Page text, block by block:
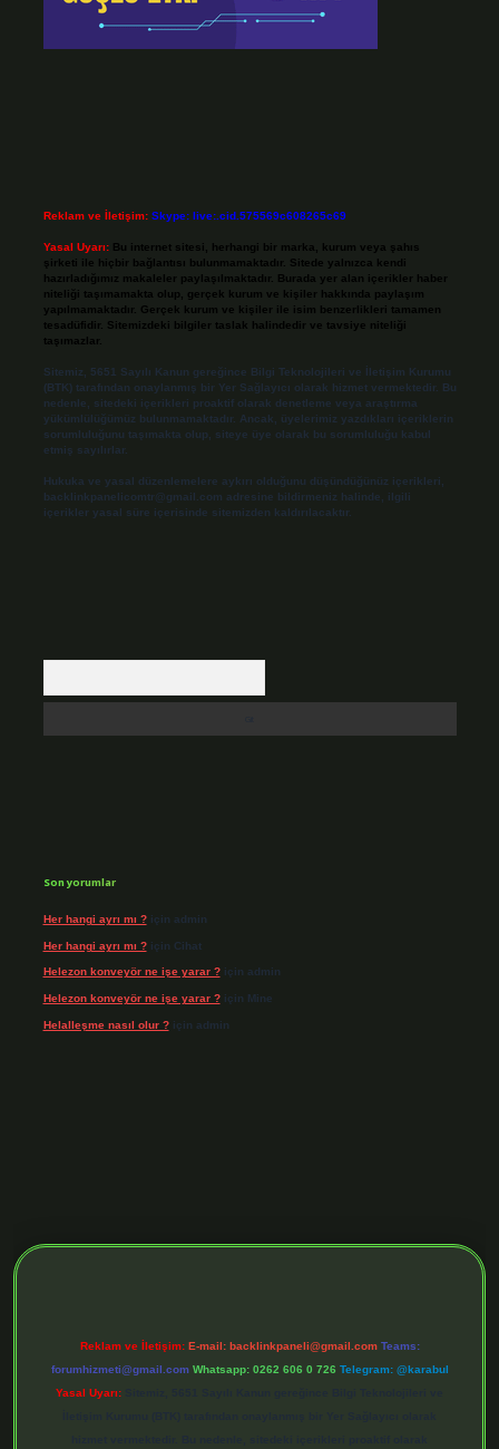
Reklam ve İletişim: Skype: live:.cid.575569c608265c69
Yasal Uyarı: Bu internet sitesi, herhangi bir marka, kurum veya şahıs
şirketi ile hiçbir bağlantısı bulunmamaktadır. Sitede yalnızca kendi
hazırladığımız makaleler paylaşılmaktadır. Burada yer alan içerikler haber
niteliği taşımamakta olup, gerçek kurum ve kişiler hakkında paylaşım
yapılmamaktadır. Gerçek kurum ve kişiler ile isim benzerlikleri tamamen
tesadüfidir. Sitemizdeki bilgiler taslak halindedir ve tavsiye niteliği
taşımazlar.
Sitemiz, 5651 Sayılı Kanun gereğince Bilgi Teknolojileri ve İletişim Kurumu
(BTK) tarafından onaylanmış bir Yer Sağlayıcı olarak hizmet vermektedir. Bu
nedenle, sitedeki içerikleri proaktif olarak denetleme veya araştırma
yükümlülüğümüz bulunmamaktadır. Ancak, üyelerimiz yazdıkları içeriklerin
sorumluluğunu taşımakta olup, siteye üye olarak bu sorumluluğu kabul
etmiş sayılırlar.
Hukuka ve yasal düzenlemelere aykırı olduğunu düşündüğünüz içerikleri,
backlinkpanelicomtr@gmail.com adresine bildirmeniz halinde, ilgili
içerikler yasal süre içerisinde sitemizden kaldırılacaktır.
Son yorumlar
Her hangi ayrı mı ?için admin
Her hangi ayrı mı ?için Cihat
Helezon konveyör ne işe yarar ?için admin
Helezon konveyör ne işe yarar ?için Mine
Helalleşme nasıl olur ?için admin
Reklam ve İletişim: E-mail: backlinkpaneli@gmail.com Teams:
forumhizmeti@gmail.com Whatsapp: 0262 606 0 726 Telegram: @karabul
Yasal Uyarı: